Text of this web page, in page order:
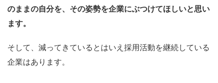
のままの自分を、その姿勢を企業にぶつけてほしいと思い
ます。
そして、減ってきているとはいえ採用活動を継続している
企業はあります。